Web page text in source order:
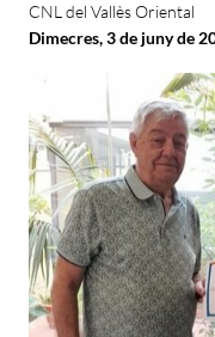
CNL del Vallès Oriental
Dimecres, 3 de juny de